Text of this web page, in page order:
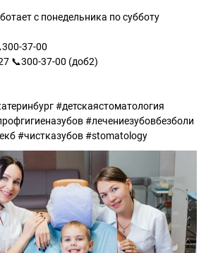
с понедельника по субботу
37-00
📞300-37-00 (доб2)
#детскаястоматология
#лечениезубовбезболи
#чистказубов #stomatology